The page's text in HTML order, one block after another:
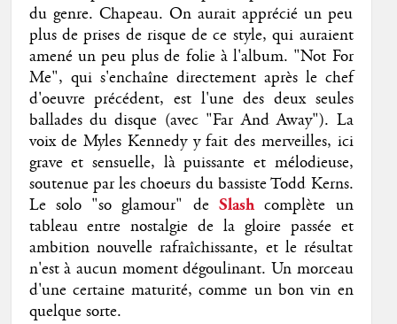
du genre. Chapeau. On aurait apprécié un peu
plus de prises de risque de ce style, qui auraient
amené un peu plus de folie à l'album. "Not For
Me", qui s'enchaîne directement après le chef
d'oeuvre précédent, est l'une des deux seules
ballades du disque (avec "Far And Away"). La
voix de Myles Kennedy y fait des merveilles, ici
grave et sensuelle, là puissante et mélodieuse,
soutenue par les choeurs du bassiste Todd Kerns.
Le solo "so glamour" deSlashcomplète un
tableau entre nostalgie de la gloire passée et
ambition nouvelle rafraîchissante, et le résultat
n'est à aucun moment dégoulinant. Un morceau
d'une certaine maturité, comme un bon vin en
quelque sorte.